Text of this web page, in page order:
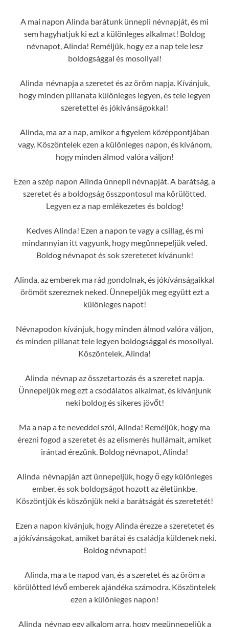
A mai napon Alinda barátunk ünnepli névnapját, és mi
sem hagyhatjuk ki ezt a különleges alkalmat! Boldog
névnapot, Alinda! Reméljük, hogy ez a nap tele lesz
boldogsággal és mosollyal!
Alinda névnapja a szeretet és az öröm napja. Kívánjuk,
hogy minden pillanata különleges legyen, és tele legyen
szeretettel és jókívánságokkal!
Alinda, ma az a nap, amikor a figyelem középpontjában
vagy. Köszöntelek ezen a különleges napon, és kívánom,
hogy minden álmod valóra váljon!
Ezen a szép napon Alinda ünnepli névnapját. A barátság, a
szeretet és a boldogság összpontosul ma körülötted.
Legyen ez a nap emlékezetes és boldog!
Kedves Alinda! Ezen a napon te vagy a csillag, és mi
mindannyian itt vagyunk, hogy megünnepeljük veled.
Boldog névnapot és sok szeretetet kívánunk!
Alinda, az emberek ma rád gondolnak, és jókívánságaikkal
örömöt szereznek neked. Ünnepeljük meg együtt ezt a
különleges napot!
Névnapodon kívánjuk, hogy minden álmod valóra váljon,
és minden pillanat tele legyen boldogsággal és mosollyal.
Köszöntelek, Alinda!
Alinda névnap az összetartozás és a szeretet napja.
Ünnepeljük meg ezt a csodálatos alkalmat, és kívánjunk
neki boldog és sikeres jövőt!
Ma a nap a te neveddel szól, Alinda! Reméljük, hogy ma
érezni fogod a szeretet és az elismerés hullámait, amiket
irántad érezünk. Boldog névnapot, Alinda!
Alinda névnapján azt ünnepeljük, hogy ő egy különleges
ember, és sok boldogságot hozott az életünkbe.
Köszöntjük és köszönjük neki a barátságát és szeretetét!
Ezen a napon kívánjuk, hogy Alinda érezze a szeretetet és
a jókívánságokat, amiket barátai és családja küldenek neki.
Boldog névnapot!
Alinda, ma a te napod van, és a szeretet és az öröm a
körülötted lévő emberek ajándéka számodra. Köszöntelek
ezen a különleges napon!
Alinda névnap egy alkalom arra, hogy megünnepeljük a